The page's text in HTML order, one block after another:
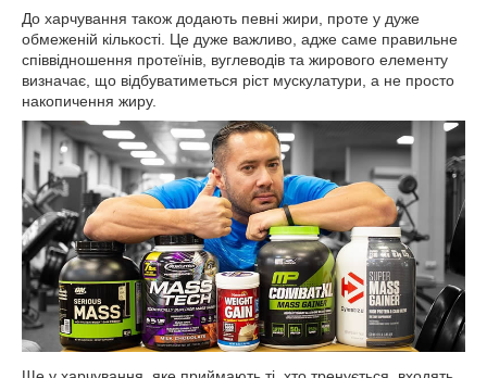
До харчування також додають певні жири, проте у дуже
обмеженій кількості. Це дуже важливо, адже саме правильне
співвідношення протеїнів, вуглеводів та жирового елементу
визначає, що відбуватиметься ріст мускулатури, а не просто
накопичення жиру.